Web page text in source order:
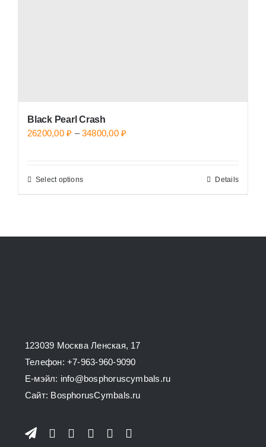
Black Pearl Crash
26200,00₽ – 34800,00 ₽
Select optionsThis
on
the
product
page
Details
123039 Москва Ленская, 17
Телефон: +7-963-960-9090
E-мэйл: info@bosphoruscymbals.ru
Сайт: BosphorusСymbals.ru